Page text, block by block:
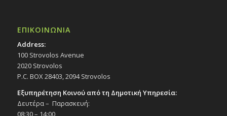
ΕΠΙΚΟΙΝΩΝΙΑ
Address:
100 Strovolos Avenue
2020 Strovolos
P.C. BOX 28403, 2094 Strovolos
Εξυπηρέτηση Κοινού από τη Δημοτική Υπηρεσία:
Δευτέρα – Παρασκευή:
08:30 – 14:00